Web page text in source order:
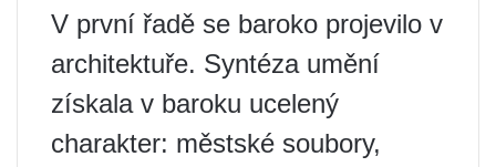
V první řadě se baroko projevilo v
architektuře. Syntéza umění
získala v baroku ucelený
charakter: městské soubory,